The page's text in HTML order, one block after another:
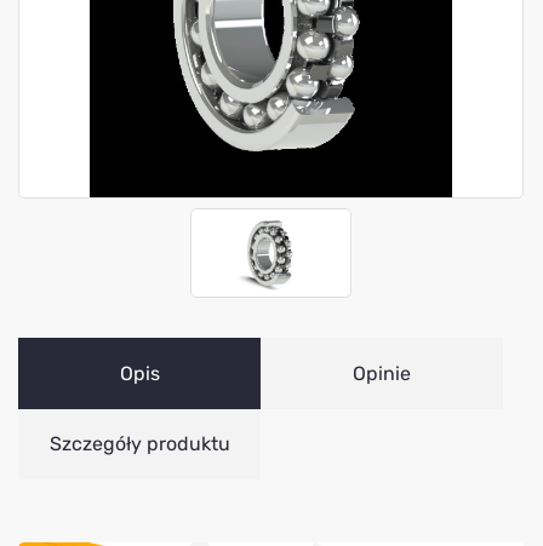
Opis Opinie
Szczegóły produktu